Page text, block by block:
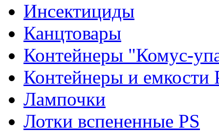
Инсектициды
Канцтовары
Контейнеры "Комус-
Контейнеры и емкости
Лампочки
Лотки вспененные PS